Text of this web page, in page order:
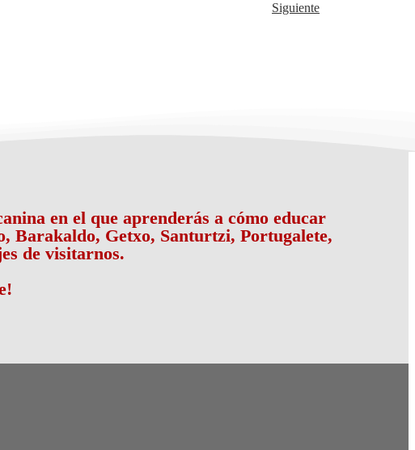
Siguiente
en el que aprenderás a cómo educar
Barakaldo, Getxo, Santurtzi, Portugalete,
de visitarnos.